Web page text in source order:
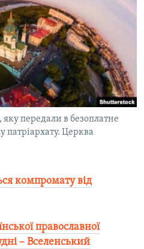
яку передали в безоплатне
патріархату. Церква
компромату від
православної
– Вселенський